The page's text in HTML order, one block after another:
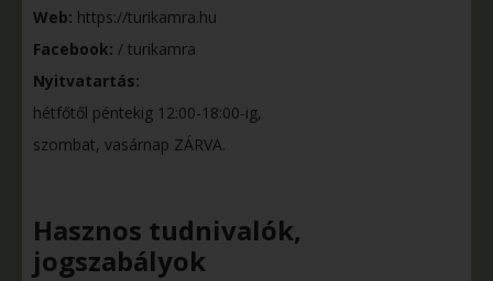
Web: https://turikamra.hu
Facebook: / turikamra
Nyitvatartás:
hétfőtől péntekig 12:00-18:00-ig,
szombat, vasárnap ZÁRVA.
Hasznos tudnivalók,
jogszabályok